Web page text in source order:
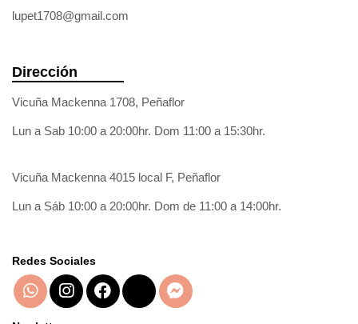
lupet1708@gmail.com
Dirección
Vicuña Mackenna 1708, Peñaflor
Lun a Sab 10:00 a 20:00hr. Dom 11:00 a 15:30hr.
Vicuña Mackenna 4015 local F, Peñaflor
Lun a Sáb 10:00 a 20:00hr. Dom de 11:00 a 14:00hr.
Redes Sociales